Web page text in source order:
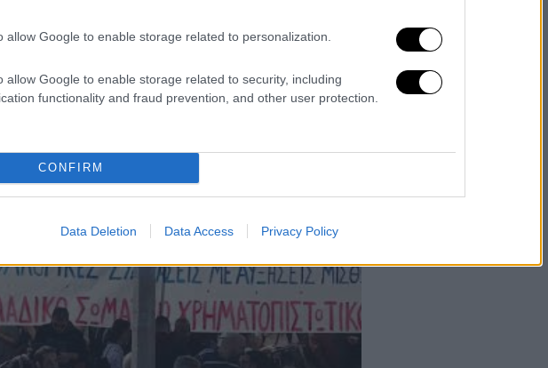
allow Google to enable storage related to personalization.
allow Google to enable storage related to security, including
functionality and fraud prevention, and other user protection.
CONFIRM
Data Deletion Data Access Privacy Policy
video